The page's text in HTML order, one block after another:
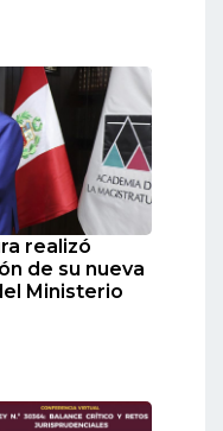
realizó
de su nueva
Ministerio